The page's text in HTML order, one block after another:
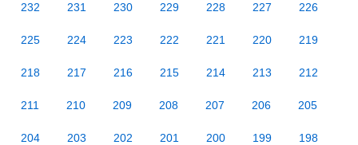
232 231 230 229 228 227 226
225 224 223 222 221 220 219
218 217 216 215 214 213 212
211 210 209 208 207 206 205
204 203 202 201 200 199 198